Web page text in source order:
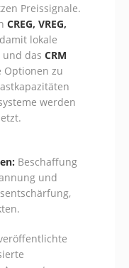
Preissignale.
CREG, VREG,
lokale
und das CRM
Optionen zu
werden
Beschaffung
und